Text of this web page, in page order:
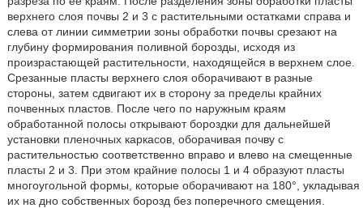
верхнего слоя почвы 2 и 3 с растительными остатками справа и
слева от линии симметрии зоны обработки почвы срезают на
глубину формирования поливной борозды, исходя из
произрастающей растительности, находящейся в верхнем слое.
Срезанные пласты верхнего слоя оборачивают в разные
стороны, затем сдвигают их в сторону за пределы крайних
почвенных пластов. После чего по наружным краям
обработанной полосы открывают бороздки для дальнейшей
установки пленочных каркасов, оборачивая почву с
растительностью соответственно вправо и влево на смещенные
пласты 2 и 3. При этом крайние полосы 1 и 4 образуют пласты
многоугольной формы, которые оборачивают на 180°, укладывая
их на дно собственных борозд без поперечного смещения.